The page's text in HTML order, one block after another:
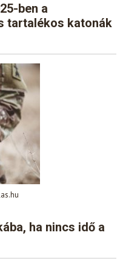
ben a
tartalékos katonák
ha nincs idő a